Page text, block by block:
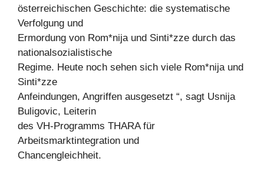
österreichischen Geschichte: die systematische
Verfolgung und
Ermordung von Rom*nija und Sinti*zze durch das
nationalsozialistische
Regime. Heute noch sehen sich viele Rom*nija und
Sinti*zze
Anfeindungen, Angriffen ausgesetzt “, sagt Usnija
Buligovic, Leiterin
des VH-Programms THARA für
Arbeitsmarktintegration und
Chancengleichheit.